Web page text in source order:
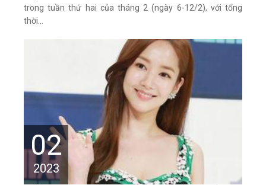
trong tuần thứ hai của tháng 2 (ngày 6-12/2), với tổng
thời...
02
2023